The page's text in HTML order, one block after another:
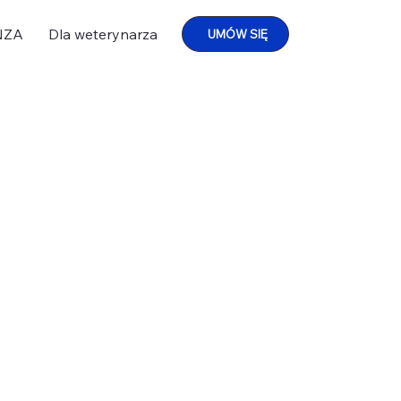
Dla weterynarza UMÓW SIĘ